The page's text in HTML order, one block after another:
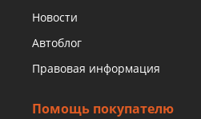
Новости
Автоблог
Правовая информация
Помощь покупателю